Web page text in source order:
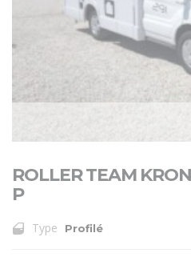
ROLLER TEAM
P
Type Profilé